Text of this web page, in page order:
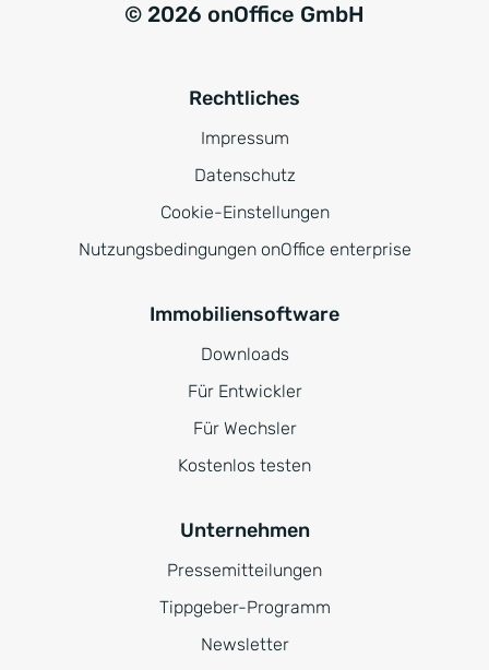
© 2026 onOffice GmbH
Rechtliches
Impressum
Datenschutz
Cookie-Einstellungen
Nutzungsbedingungen onOffice enterprise
Immobiliensoftware
Downloads
Für Entwickler
Für Wechsler
Kostenlos testen
Unternehmen
Pressemitteilungen
Tippgeber-Programm
Newsletter